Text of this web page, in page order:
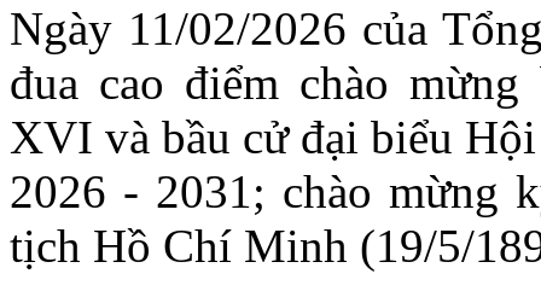
Ngày 11/02/2026 của
đua cao điểm chào
XVI và bầu cử đại biểu
2026 - 2031; chào mừng
tịch Hồ Chí Minh (19/5/